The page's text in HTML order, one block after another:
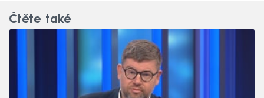
Čtěte také